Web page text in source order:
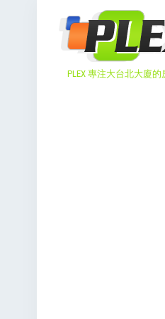
PLEX 專注大台北大廈的